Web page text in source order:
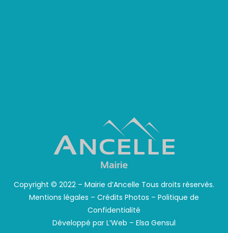
Copyright © 2022 – Mairie d’Ancelle Tous droits réservés.
Mentions légales – Crédits Photos – Politique de
Confidentialité
Développé par L’Web – Elsa Gensul